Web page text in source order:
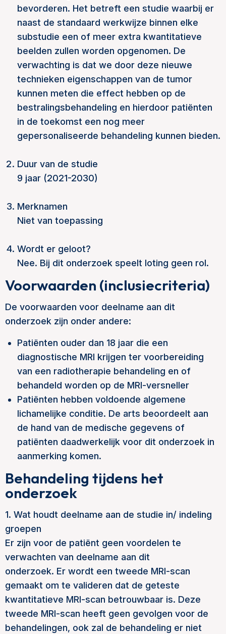
bevorderen. Het betreft een studie waarbij er
naast de standaard werkwijze binnen elke
substudie een of meer extra kwantitatieve
beelden zullen worden opgenomen. De
verwachting is dat we door deze nieuwe
technieken eigenschappen van de tumor
kunnen meten die effect hebben op de
bestralingsbehandeling en hierdoor patiënten
in de toekomst een nog meer
gepersonaliseerde behandeling kunnen bieden.
Duur van de studie
9 jaar (2021-2030)
Merknamen
Niet van toepassing
Wordt er geloot?
Nee. Bij dit onderzoek speelt loting geen rol.
Voorwaarden (inclusiecriteria)
De voorwaarden voor deelname aan dit
onderzoek zijn onder andere:
Patiënten ouder dan 18 jaar die een
diagnostische MRI krijgen ter voorbereiding
van een radiotherapie behandeling en of
behandeld worden op de MRI-versneller
Patiënten hebben voldoende algemene
lichamelijke conditie. De arts beoordeelt aan
de hand van de medische gegevens of
patiënten daadwerkelijk voor dit onderzoek in
aanmerking komen.
Behandeling tijdens het
onderzoek
1. Wat houdt deelname aan de studie in/ indeling
groepen
Er zijn voor de patiënt geen voordelen te
verwachten van deelname aan dit
onderzoek. Er wordt een tweede MRI-scan
gemaakt om te valideren dat de geteste
kwantitatieve MRI-scan betrouwbaar is. Deze
tweede MRI-scan heeft geen gevolgen voor de
behandelingen, ook zal de behandeling er niet